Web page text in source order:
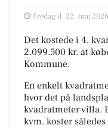
Fredag d. 22. maj
Det kostede i 4.
2.099.500 kr. at
Kommune.
En enkelt
hvor det på
kvadratmeter villa.
kvm. koster